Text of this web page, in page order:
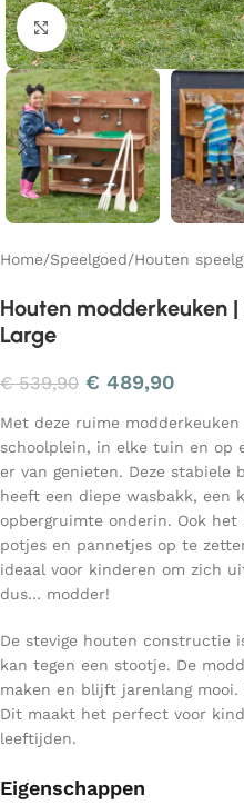
Klik om te vergroten
Home/Speelgoed/Houten
Houten modderkeuken
Large
€539,90 € 489,90
Met deze ruime
schoolplein, in elke tuin en op
er van genieten. Deze stabiele
heeft een diepe wasbakk, een
opbergruimte onderin. Ook
potjes en pannetjes op te
ideaal voor kinderen om zich
dus… modder!
De stevige houten constructie
kan tegen een stootje. De
maken en blijft jarenlang
Dit maakt het perfect voor
leeftijden.
Eigenschappen